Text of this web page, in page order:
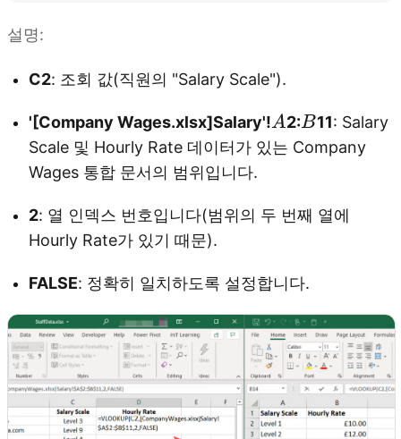
설명:
C2: 조회 값(직원의 "Salary Scale").
'[Company Wages.xlsx]Salary'!A
A2:B
B11: Salary
Scale 및 Hourly Rate 데이터가 있는 Company
Wages 통합 문서의 범위입니다.
2: 열 인덱스 번호입니다(범위의 두 번째 열에
Hourly Rate가 있기 때문).
FALSE: 정확히 일치하도록 설정합니다.